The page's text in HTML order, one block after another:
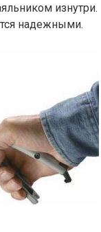
изнутри.
надежными.